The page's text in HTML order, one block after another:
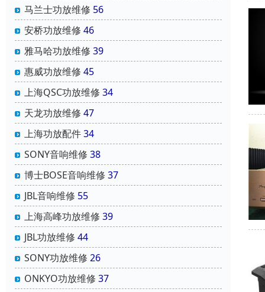
马兰士功放维修 56
安桥功放维修 46
雅马哈功放维修 39
惠威功放维修 45
上海QSC功放维修 34
天龙功放维修 47
上海功放配件34
SONY音响维修 38
博士BOSE音响维修 37
JBL音响维修 55
上海高峰功放维修 39
JBL功放维修 44
SONY功放维修 26
ONKYO功放维修 37